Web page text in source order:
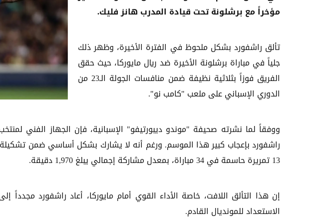
مؤخراً مع برشلونة تحت قيادة المدرب هانز فليك.
تألق راشفورد بشكل ملحوظ في الفترة الأخيرة، وظهر ذلك
جلياً في مباراة برشلونة الأخيرة ضد ريال مايوركا، حيث حقق
الفريق فوزاً بثلاثية نظيفة ضمن منافسات الجولة الـ23 من
الدوري الإسباني على ملعب "كامب نو".
ووفقاً لما نشرته صحيفة "موندو ديبورتيفو" الإسبانية، فإن الجهاز الفني
13 تمريرة حاسمة في 34 مباراة، بمعدل مشاركة إجمالي يبلغ 1,970 دقيقة.
إن هذا التألق اللافت، خاصة الأداء القوي أمام مايوركا، أعاد راشفورد
الاستعداد للمونديال القادم.